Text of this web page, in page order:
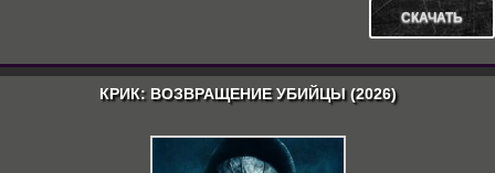
СКАЧАТЬ
КРИК: ВОЗВРАЩЕНИЕ УБИЙЦЫ (2026)